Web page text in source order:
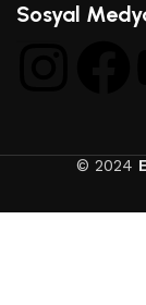
Sosyal
© 2024